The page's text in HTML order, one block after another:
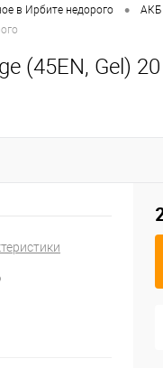
в Ирбите недорого • АКБ
(45EN, Gel)